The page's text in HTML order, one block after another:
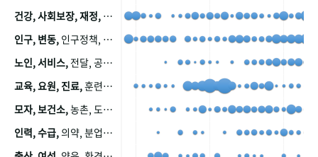
건강, 사회보장, 재정,
인구, 변동, 인구정책, 저출산, 고령사회, 고령화, 이동, 남북한, 지방자치단체, 컨설팅, 복지정책평가, 집, 사회개발
노인, 서비스, 전달, 공공, 보육, 수요, 공급, 사회서비스, 데이터, 보호, 요양, 아동, 예방, 청소년, 효율, 자원
교육, 요원, 진료,훈련, 보건요원, 마을, 마을건강사업, 보조원, 진료원, 보건진료원, 보건진료원교재
모자, 보건소,농촌, 도시, 금연, 농촌지역, 모자보건사업
인력, 수급,의약, 분업, 식품, 의약품, 의사, 안전